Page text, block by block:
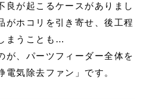
良が起こるケースがありまし
がホコリを引き寄せ、後工程
まうことも…
が、パーツフィーダー全体を
電気除去ファン」です。